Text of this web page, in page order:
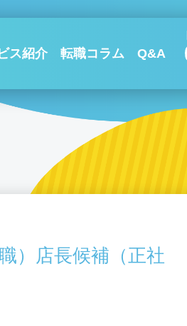
ス紹介 転職コラム Q&A
）店長候補（正社